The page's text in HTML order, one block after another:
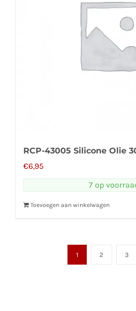
RCP-43005 Silicone Olie
€6,95
7 op
Toevoegen aan winkelwagen
1 2 3